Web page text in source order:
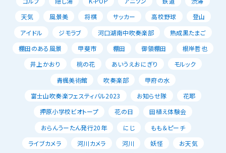
天気
風景美 将棋 サッカー 高校野球
登山
アイドル
ジモラブ 河口湖南中吹奏楽部
熟成黒たまご
棚田のある風景
甲斐市 棚田 御領棚田
根岸哲也
井上かおり
桃の花 あいうえおにぎり
モルック
青楓美術館
吹奏楽部
甲府の水
富士山吹奏楽フェスティバル2023
お知らせ隊
花耶
押原小学校ビオトープ
花の日
田植え体験会
おらんうーたん発行20年
にじ
もも＆ピーチ
ライブカメラ
河川カメラ 河川 妖怪
お天気